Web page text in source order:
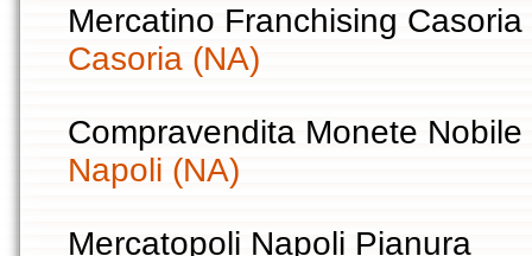
Mercatino Franchising Casoria
Casoria (NA)
Compravendita Monete Nobile
Napoli (NA)
Mercatopoli Napoli Pianura